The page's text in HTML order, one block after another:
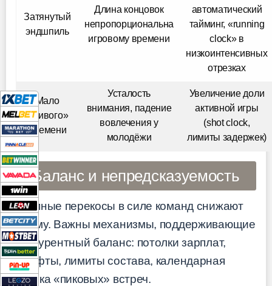
Затянутый
эндшпиль
Длина концовок
непропорциональна
игровому времени
автоматический
тайминг, «running
clock» в
низкоинтенсивных
отрезках
Мало
«живого»
времени
Усталость
внимания, падение
вовлечения у
молодёжи
Увеличение доли
активной игры
(shot clock,
лимиты задержек)
Баланс и непредсказуемость
Крупные перекосы в силе команд снижают
драму. Важны механизмы, поддерживающие
конкурентный баланс: потолки зарплат,
драфты, лимиты состава, календарная
логика «пиковых» встреч.